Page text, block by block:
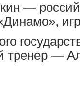
—
тренер —